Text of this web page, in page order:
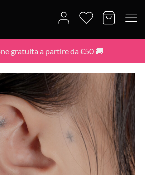
gratuita a partire da €50 🚚